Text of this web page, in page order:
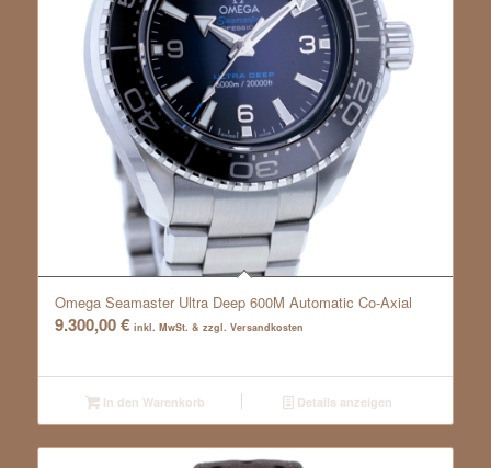
Omega Seamaster Ultra Deep 600M Automatic Co-Axial
9.300,00€ inkl. MwSt. & zzgl. Versandkosten
In den Warenkorb Details anzeigen